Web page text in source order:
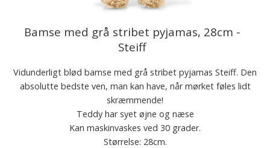
Bamse med grå stribet pyjamas, 28cm -
Steiff
Vidunderligt blød bamse med grå stribet pyjamas Steiff. Den
absolutte bedste ven, man kan have, når mørket føles lidt
skræmmende!
Teddy har syet øjne og næse
Kan maskinvaskes ved 30 grader.
Størrelse: 28cm.